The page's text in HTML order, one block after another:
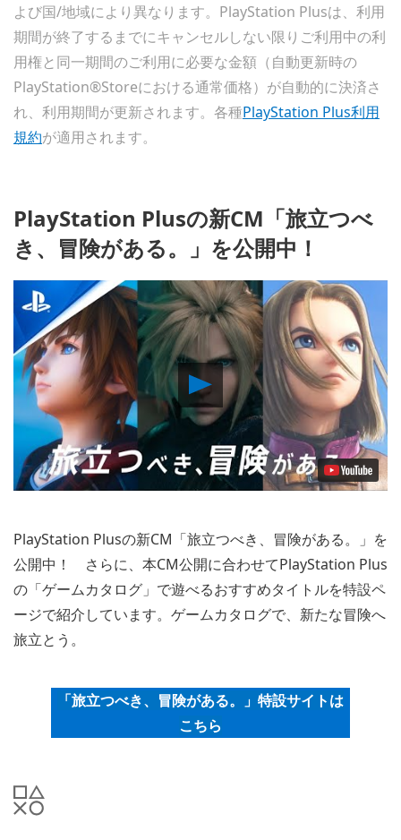
よび国/地域により異なります。PlayStation Plusは、利用
期間が終了するまでにキャンセルしない限りご利用中の利
用権と同一期間のご利用に必要な金額（自動更新時の
PlayStation®Storeにおける通常価格）が自動的に決済さ
れ、利用期間が更新されます。各種PlayStation Plus利用
規約が適用されます。
PlayStation Plusの新CM「旅立つべ
き、冒険がある。」を公開中！
Play
Video
PlayStation Plusの新CM「旅立つべき、冒険がある。」を
公開中！ さらに、本CM公開に合わせてPlayStation Plus
の「ゲームカタログ」で遊べるおすすめタイトルを特設ペ
ージで紹介しています。ゲームカタログで、新たな冒険へ
旅立とう。
「旅立つべき、冒険がある。」特設サイトは
こちら